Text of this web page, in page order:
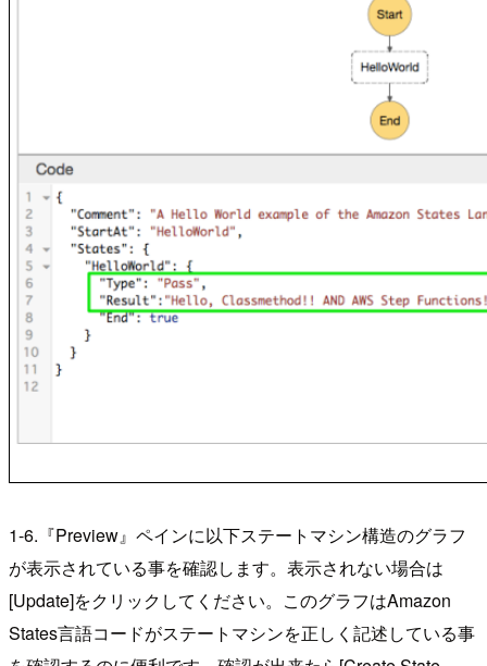
1-6.『Preview』ペインに以下ステートマシン構造のグラフ
が表示されている事を確認します。表示されない場合は
[Update]をクリックしてください。このグラフはAmazon
States言語コードがステートマシンを正しく記述している事